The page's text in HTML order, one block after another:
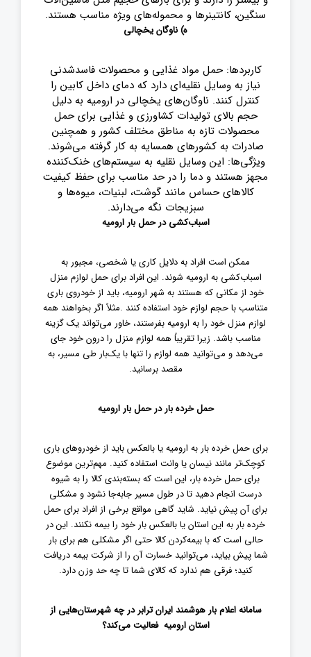
سنگین، کانتینرها و محموله‌های ویژه مناسب هستند.
ه)ناوگان یخچالی
کاربردها: حمل مواد غذایی و محصولات فاسدشدنی
نیاز به وسایل نقلیه‌ای دارد که دمای داخل کابین را
کنترل کنند. ناوگان‌های یخچالی در ارومیه به دلیل
حجم بالای تولیدات کشاورزی و غذایی برای حمل
محصولات تازه به مناطق مختلف کشور و همچنین
صادرات به کشورهای همسایه به کار گرفته می‌شوند.
ویژگی‌ها: این وسایل نقلیه به سیستم‌های خنک‌کننده
مجهز هستند و دما را در حد مناسب برای حفظ کیفیت
کالاهای حساس مانند گوشت، لبنیات، میوه‌ها و
سبزیجات نگه می‌دارند.
اسباب‌کشی در حمل بار ارومیه
ممکن است افراد به دلایل کاری یا شخصی، مجبور به
اسباب‌کشی به ارومیه شوند. این افراد برای حمل لوازم منزل
خود از مکانی که هستند به شهر ارومیه، باید از خودروی باری
متناسب با حجم لوازم خود استفاده کنند .مثلاً اگر بخواهند همه
لوازم منزل خود را به ارومیه بفرستند، خاور می‌تواند یک گزینه
مناسب باشد. زیرا تقریباً همه لوازم منزل را درون خود جای
می‌دهد و می‌توانید همه لوازم را تنها با یک‌بار طی مسیر، به
مقصد برسانید.
حمل خرده بار در حمل بار ارومیه
برای حمل خرده بار به ارومیه یا بالعکس باید از خودروهای باری
کوچک‌تر مانند نیسان یا وانت استفاده کنید. مهم‌ترین موضوع
برای حمل خرده بار، این است که بسته‌بندی کالا را به شیوه
درست انجام دهید تا در طول مسیر جابه‌جا نشود و مشکلی
برای آن پیش نیاید. شاید گاهی مواقع برخی از افراد برای حمل
خرده بار به این استان یا بالعکس بار خود را بیمه نکنند. این در
حالی است که با بیمه‌کردن کالا حتی اگر مشکلی هم برای بار
شما پیش بیاید، می‌توانید خسارت آن را از شرکت بیمه دریافت
کنید؛ فرقی هم ندارد که کالای شما تا چه حد وزن دارد.
سامانه اعلام بار هوشمند ایران ترابر در چه شهرستان‌هایی از
استان ارومیه فعالیت می‌کند؟